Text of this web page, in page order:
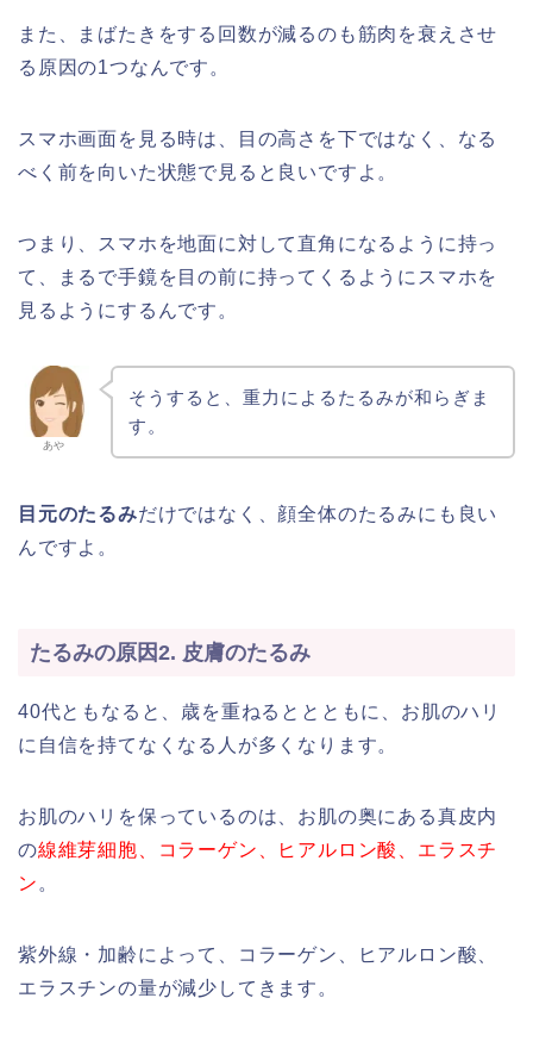
また、まばたきをする回数が減るのも筋肉を衰えさせ
る原因の1つなんです。
スマホ画面を見る時は、目の高さを下ではなく、なる
べく前を向いた状態で見ると良いですよ。
つまり、スマホを地面に対して直角になるように持っ
て、まるで手鏡を目の前に持ってくるようにスマホを
見るようにするんです。
あや
そうすると、重力によるたるみが和らぎま
す。
目元のたるみだけではなく、顔全体のたるみにも良い
んですよ。
たるみの原因2. 皮膚のたるみ
40代ともなると、歳を重ねるととともに、お肌のハリ
に自信を持てなくなる人が多くなります。
お肌のハリを保っているのは、お肌の奥にある真皮内
の線維芽細胞、コラーゲン、ヒアルロン酸、エラスチ
ン 。
紫外線・加齢によって、コラーゲン、ヒアルロン酸、
エラスチンの量が減少してきます。